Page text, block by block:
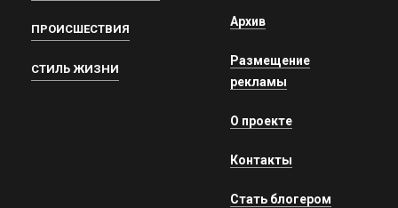
ПРОИСШЕСТВИЯ
СТИЛЬ ЖИЗНИ
Архив
Размещение
рекламы
О проекте
Контакты
Стать блогером